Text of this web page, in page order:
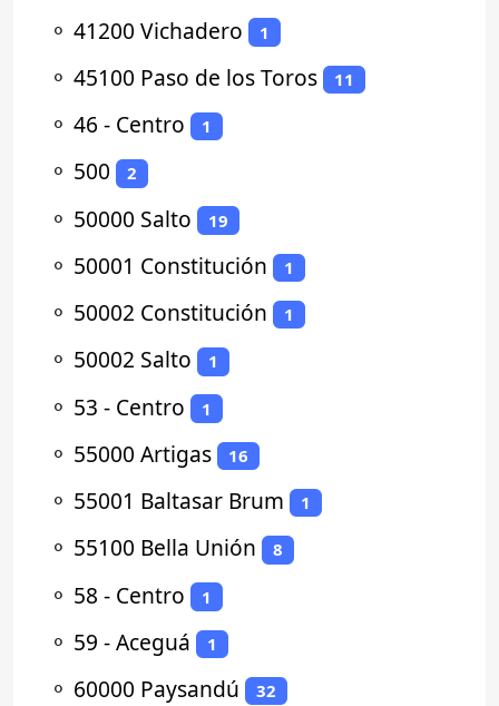
⚬ 41200 Vichadero 1
⚬ 45100 Paso de los Toros 11
⚬ 46 - Centro 1
⚬ 500 2
⚬ 50000 Salto 19
⚬ 50001 Constitución 1
⚬ 50002 Constitución 1
⚬ 50002 Salto 1
⚬ 53 - Centro 1
⚬ 55000 Artigas 16
⚬ 55001 Baltasar Brum 1
⚬ 55100 Bella Unión 8
⚬ 58 - Centro 1
⚬ 59 - Aceguá 1
⚬ 60000 Paysandú 32